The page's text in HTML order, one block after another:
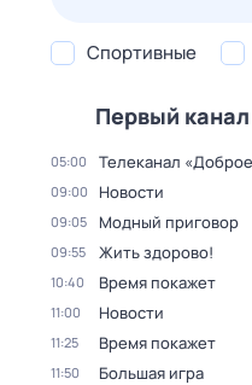
Спортивные
Первый канал
05:00 Телеканал
09:00 Новости
09:05 Модный приговор
09:55 Жить здорово!
10:40 Время покажет
11:00 Новости
11:25 Время покажет
11:50 Большая игра